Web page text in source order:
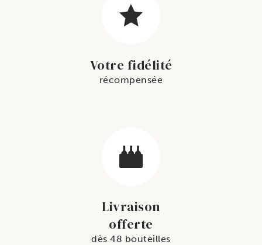
Votre fidélité
récompensée
Livraison
offerte
dès 48 bouteilles